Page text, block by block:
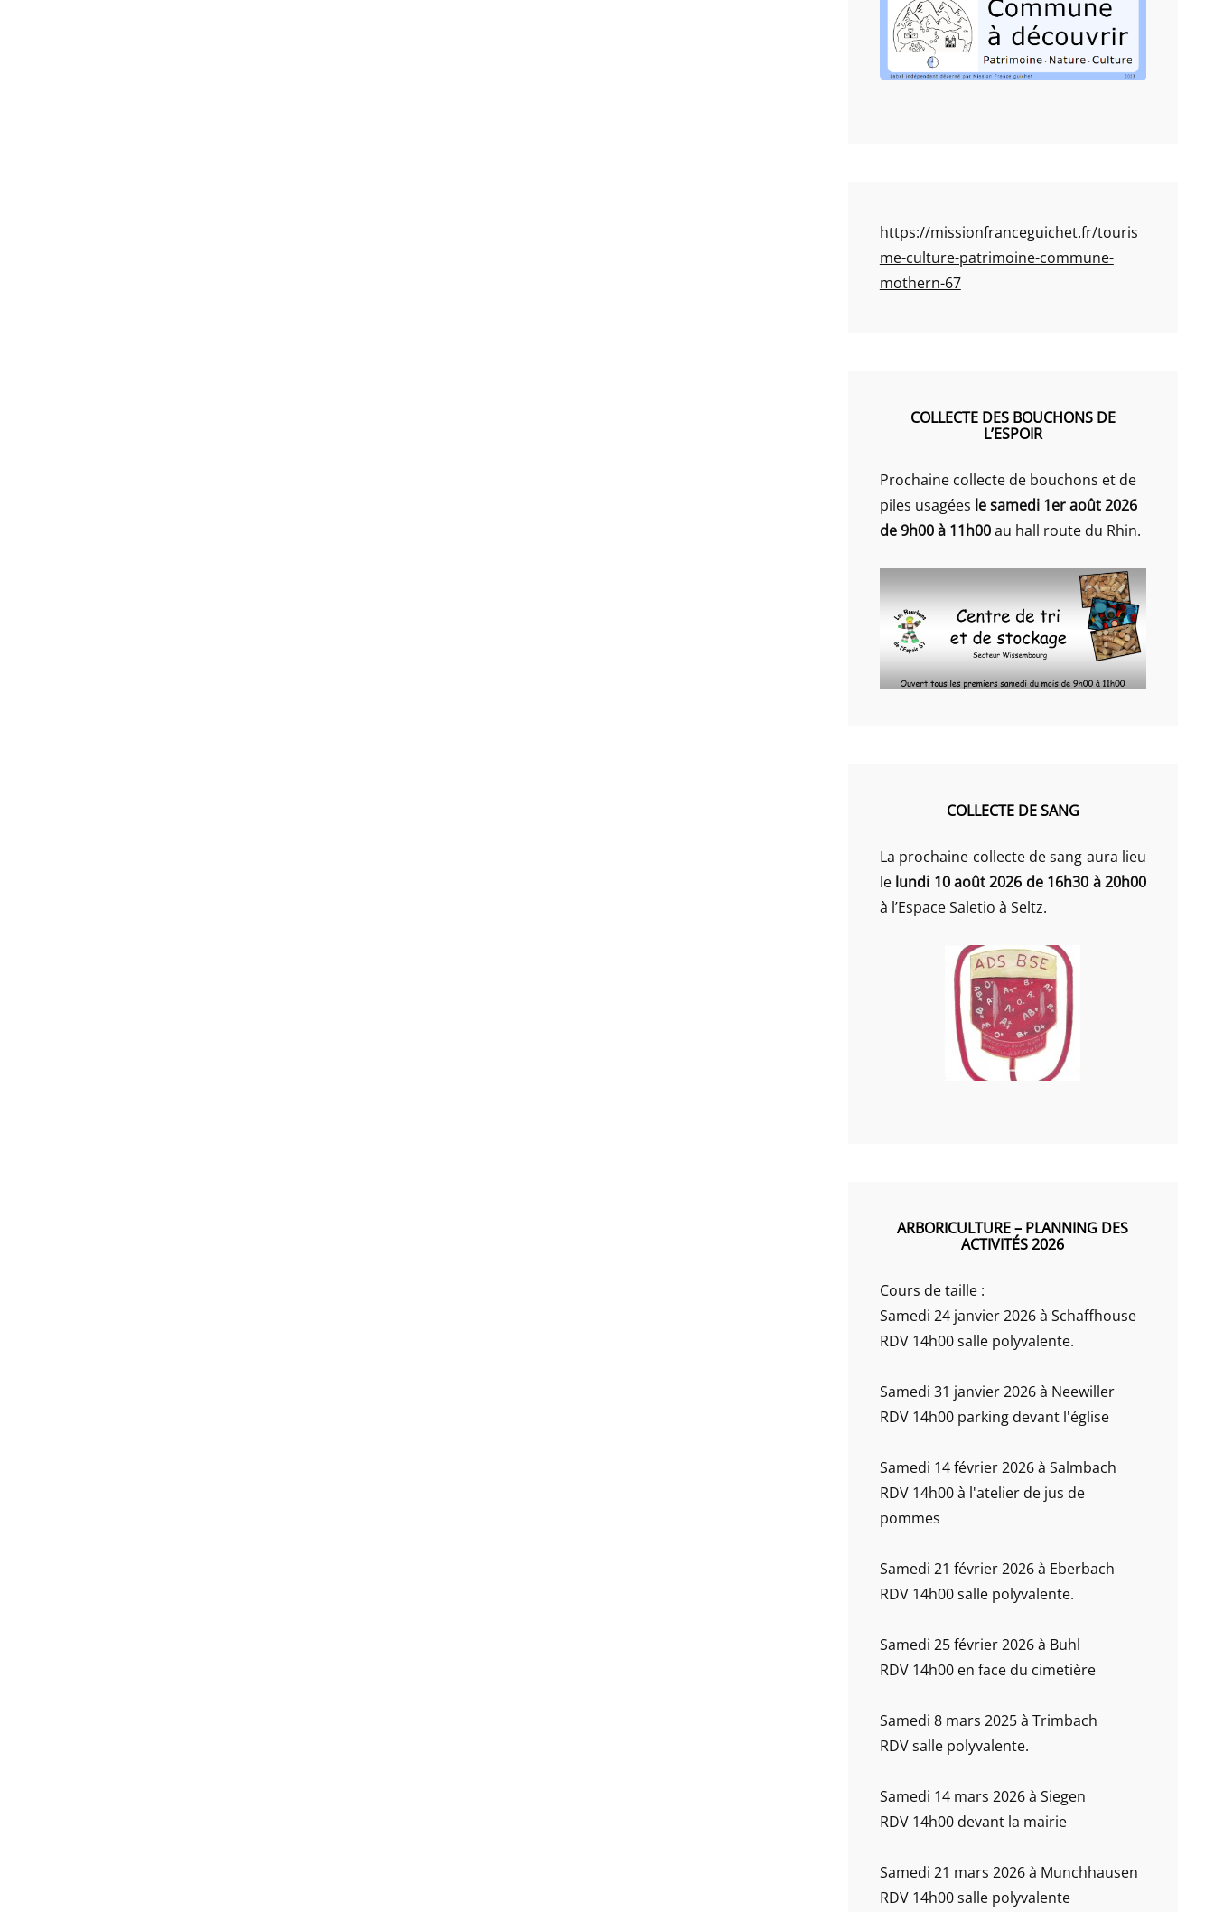
https://missionfranceguichet.fr/touris
me-culture-patrimoine-commune-
mothern-67
COLLECTE DES BOUCHONS DE
L’ESPOIR
Prochaine collecte de bouchons et de
piles usagées le samedi 1er août 2026
de 9h00 à 11h00au hall route du Rhin.
COLLECTE DE SANG
La prochaine collecte de sang aura lieu
le lundi 10 août 2026 de 16h30 à 20h00
à l’Espace Saletio à Seltz.
ARBORICULTURE – PLANNING DES
ACTIVITÉS 2026
Cours de taille :
Samedi 24 janvier 2026 à Schaffhouse
RDV 14h00 salle polyvalente.
Samedi 31 janvier 2026 à Neewiller
RDV 14h00 parking devant l'église
Samedi 14 février 2026 à Salmbach
RDV 14h00 à l'atelier de jus de
pommes
Samedi 21 février 2026 à Eberbach
RDV 14h00 salle polyvalente.
Samedi 25 février 2026 à Buhl
RDV 14h00 en face du cimetière
Samedi 8 mars 2025 à Trimbach
RDV salle polyvalente.
Samedi 14 mars 2026 à Siegen
RDV 14h00 devant la mairie
Samedi 21 mars 2026 à Munchhausen
RDV 14h00 salle polyvalente